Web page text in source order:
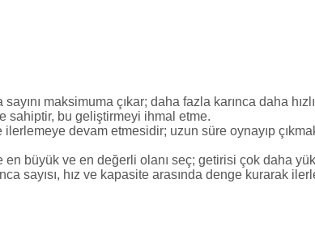
maksimuma çıkar; daha fazla karınca daha
sahiptir, bu geliştirmeyi ihmal etme.
ilerlemeye devam etmesidir; uzun süre oynayıp
büyük ve en değerli olanı seç; getirisi çok daha
sayısı, hız ve kapasite arasında denge kurarak